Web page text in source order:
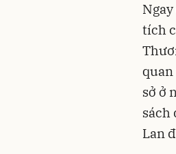
tích
sở ở
sách
Lan